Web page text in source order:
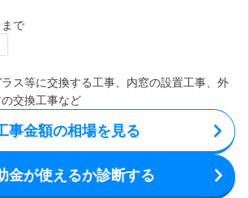
で
ス等に交換する工事、内窓の設置工事、外
交換工事など
事金額の相場を見る
金が使えるか診断する